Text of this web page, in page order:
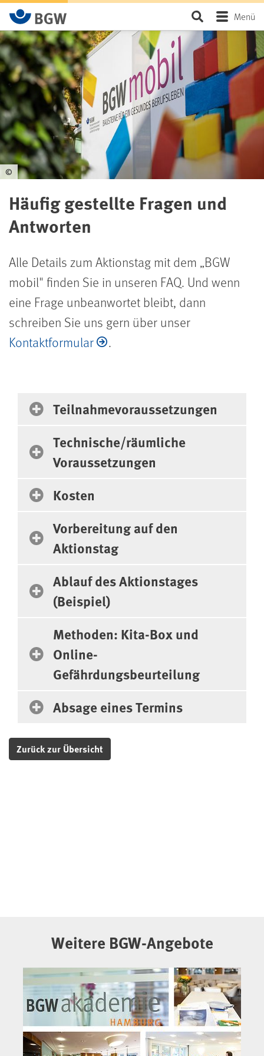
Zum Hauptinhalt springen SeiteMenü
©
Häufig gestellte Fragen und
Antworten
Alle Details zum Aktionstag mit dem „BGW
mobil" finden Sie in unseren FAQ. Und wenn
eine Frage unbeanwortet bleibt, dann
schreiben Sie uns gern über unser
Kontaktformular
.
Fragen und Antworten
Teilnahmevoraussetzungen
Technische/räumliche
Voraussetzungen
Kosten
Vorbereitung auf den
Aktionstag
Ablauf des Aktionstages
(Beispiel)
Methoden: Kita-Box und
Online-
Gefährdungsbeurteilung
Absage eines Termins
Zurück zur Übersicht
Weitere BGW-Angebote